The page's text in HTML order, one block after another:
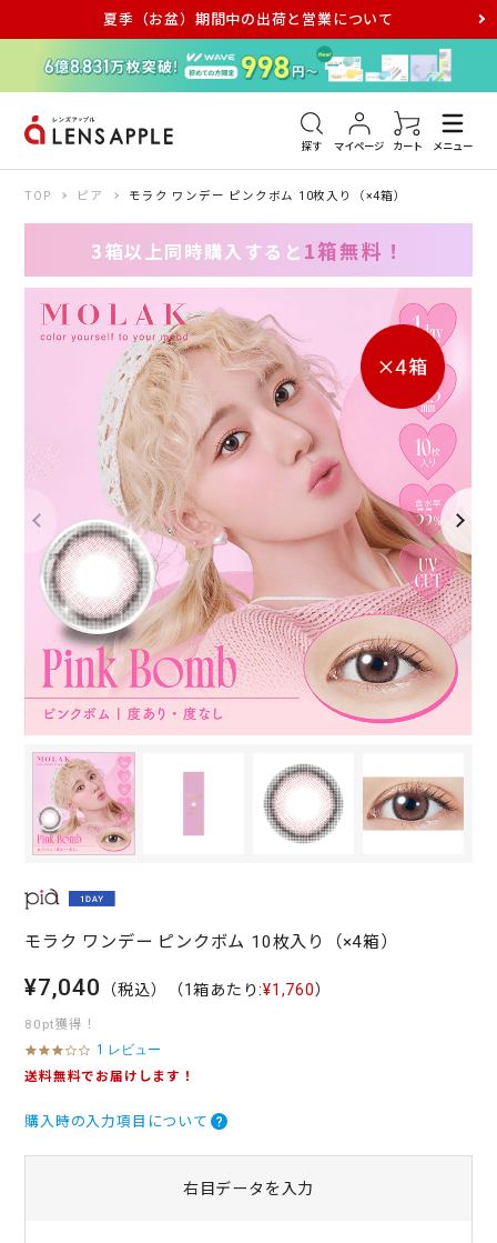
夏季（お盆）期間中の出荷と営業について
探す マイページ カート メニュー
アキュビュー メダリスト メガネ
TOP ピア モラク ワンデー ピンクボム 10枚入り（×4箱）
3箱以上同時購入すると 1箱無料！
モラク ワンデー ピンクボム 10枚入り（×4箱）
¥7,040 （税込） （1箱あたり:¥1,760）
80pt獲得！
3
.
t
1 レビュー
送料無料でお届けします！
購入時の入力項目について
右目データを入力